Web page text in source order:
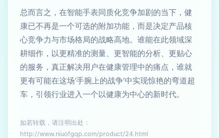
总而言之，在智能手表同质化竞争加剧的当下，健
康已不再是一个可选的附加功能，而是决定产品核
心竞争力与市场格局的战略高地。谁能在此领域深
耕细作，以更精准的测量、更智能的分析、更贴心
的服务，真正解决用户在健康管理中的痛点，谁就
更有可能在这场‘手腕上的战争’中实现惊艳的弯道超
车，引领行业进入一个以健康为中心的新时代。
如若转载，请注明出处：
http://www.niuofgqp.com/product/24.html